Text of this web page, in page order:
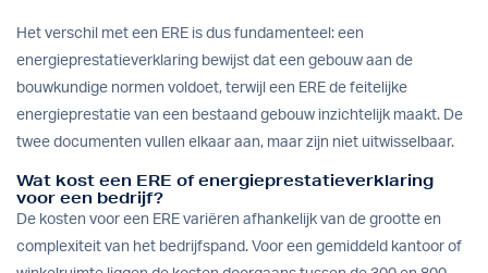
Het verschil met een ERE is dus fundamenteel: een
energieprestatieverklaring bewijst dat een gebouw aan de
bouwkundige normen voldoet, terwijl een ERE de feitelijke
energieprestatie van een bestaand gebouw inzichtelijk maakt. De
twee documenten vullen elkaar aan, maar zijn niet uitwisselbaar.
Wat kost een ERE of energieprestatieverklaring
voor een bedrijf?
De kosten voor een ERE variëren afhankelijk van de grootte en
complexiteit van het bedrijfspand. Voor een gemiddeld kantoor of